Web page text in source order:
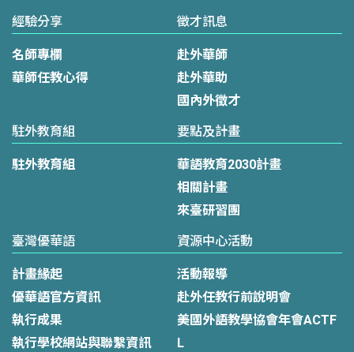
經驗分享
名師專欄
華師任教心得
徵才訊息
赴外華師
赴外華助
國內外徵才
駐外教育組
駐外教育組
要點及計畫
華語教育2030計畫
相關計畫
來臺研習團
臺灣優華語
計畫緣起
優華語官方資訊
執行成果
執行學校網站與聯繫資訊
資源中心活動
活動報導
赴外任教行前說明會
美國外語教學協會年會ACTF
L